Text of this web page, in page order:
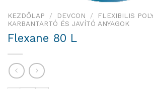
KEZDŐLAP / DEVCON /
FLEXIBILIS
KARBANTARTÓ ÉS JAVÍTÓ ANYAGOK
Flexane 80 L